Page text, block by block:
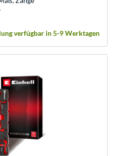
verfügbar in 5-9 Werktagen